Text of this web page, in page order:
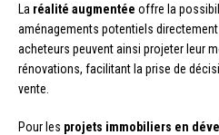
La réalité augmentée offre la
aménagements potentiels directement
acheteurs peuvent ainsi projeter leur
rénovations, facilitant la prise de
vente.
Pour les projets immobiliers en